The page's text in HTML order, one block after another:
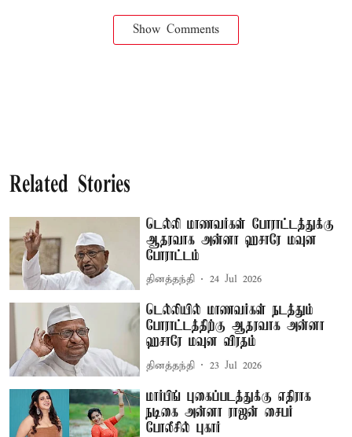
Show Comments
Related Stories
டெல்லி மாணவர்கள் போராட்டத்துக்கு
ஆதரவாக அன்னா ஹசாரே மவுன
போராட்டம்
தினத்தந்தி 24 Jul 2026
டெல்லியில் மாணவர்கள் நடத்தும்
போராட்டத்திற்கு ஆதரவாக அன்னா
ஹசாரே மவுன விரதம்
தினத்தந்தி 23 Jul 2026
மார்பிங் புகைப்படத்துக்கு எதிராக
நடிகை அன்னா ராஜன் சைபர்
போலீசில் புகார்